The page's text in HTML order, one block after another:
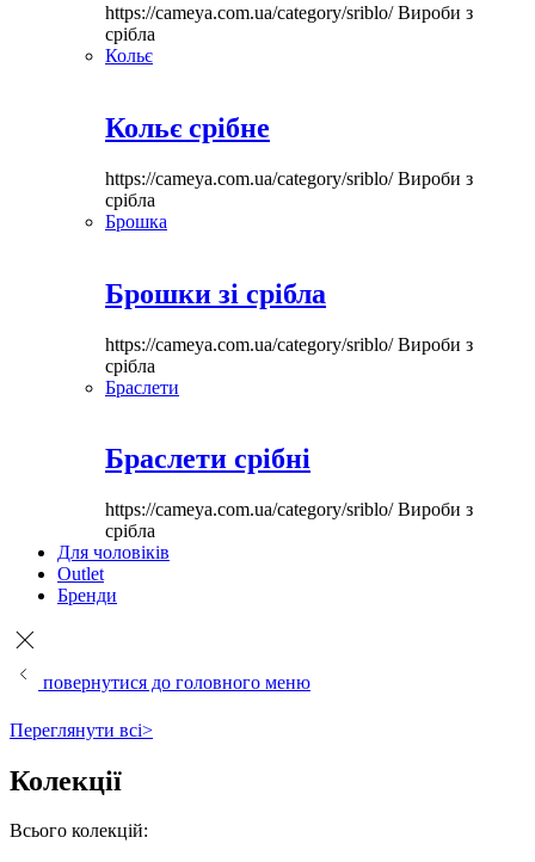
https://cameya.com.ua/category/sriblo/Вироби з
срібла
Кольє
Кольє срібне
https://cameya.com.ua/category/sriblo/Вироби з
срібла
Брошка
Брошки зі срібла
https://cameya.com.ua/category/sriblo/Вироби з
срібла
Браслети
Браслети срібні
https://cameya.com.ua/category/sriblo/Вироби з
срібла
Для чоловіків
Outlet
Бренди
повернутися до головного меню
Переглянути всі>
Колекції
Всього колекцій: